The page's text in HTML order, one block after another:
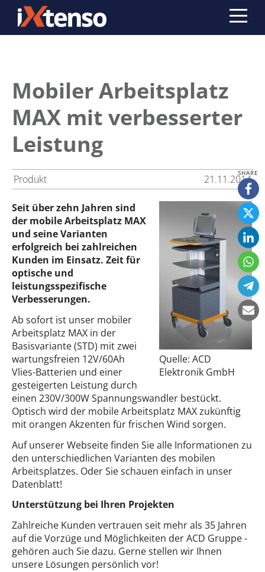
Mobiler Arbeitsplatz
MAX mit verbesserter
Leistung
Produkt 21.11.2014
Quelle: ACD
Elektronik GmbH
Seit über zehn Jahren sind
der mobile Arbeitsplatz MAX
und seine Varianten
erfolgreich bei zahlreichen
Kunden im Einsatz. Zeit für
optische und
leistungsspezifische
Verbesserungen.
Ab sofort ist unser mobiler
Arbeitsplatz MAX in der
Basisvariante (STD) mit zwei
wartungsfreien 12V/60Ah
Vlies-Batterien und einer
gesteigerten Leistung durch
einen 230V/300W Spannungswandler bestückt.
Optisch wird der mobile Arbeitsplatz MAX zukünftig
mit orangen Akzenten für frischen Wind sorgen.
Auf unserer Webseite finden Sie alle Informationen zu
den unterschiedlichen Varianten des mobilen
Arbeitsplatzes. Oder Sie schauen einfach in unser
Datenblatt!
Unterstützung bei Ihren Projekten
Zahlreiche Kunden vertrauen seit mehr als 35 Jahren
auf die Vorzüge und Möglichkeiten der ACD Gruppe -
gehören auch Sie dazu. Gerne stellen wir Ihnen
unsere Lösungen persönlich vor!